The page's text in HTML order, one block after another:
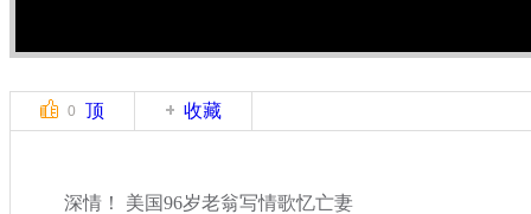
0 顶 收藏
深情！ 美国96岁老翁写情歌忆亡妻